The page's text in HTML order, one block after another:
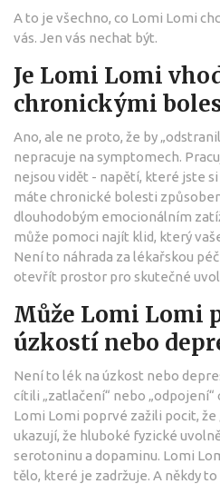
A to je všechno, co Lomi Lomi
vás. Jen vás nechat být.
Je Lomi Lomi
chronickými
Ano, ale ne proto, že by
nepracuje na symptomech.
nejsou vidět - napětí, které jste
máte chronické bolesti
dlouhodobým emocionálním
může pomoci najít klid, který
Není to náhrada za lékařskou
otevřít prostor pro skutečné
Může Lomi Lomi
úzkostí nebo
Není to lék na úzkost nebo
cítili „zatlačení“ nebo „odpojení“
Lomi Lomi poprvé zažili pocit, že
ukazují, že hluboké fyzické
serotoninu a dopaminu. Lomi
tělo, které je zadržuje. A někdy to